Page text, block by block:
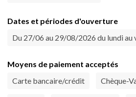
Dates et périodes d'ouverture
Du 27/06 au 29/08/2026 du lundi au
Moyens de paiement acceptés
Carte bancaire/crédit
Chèque-